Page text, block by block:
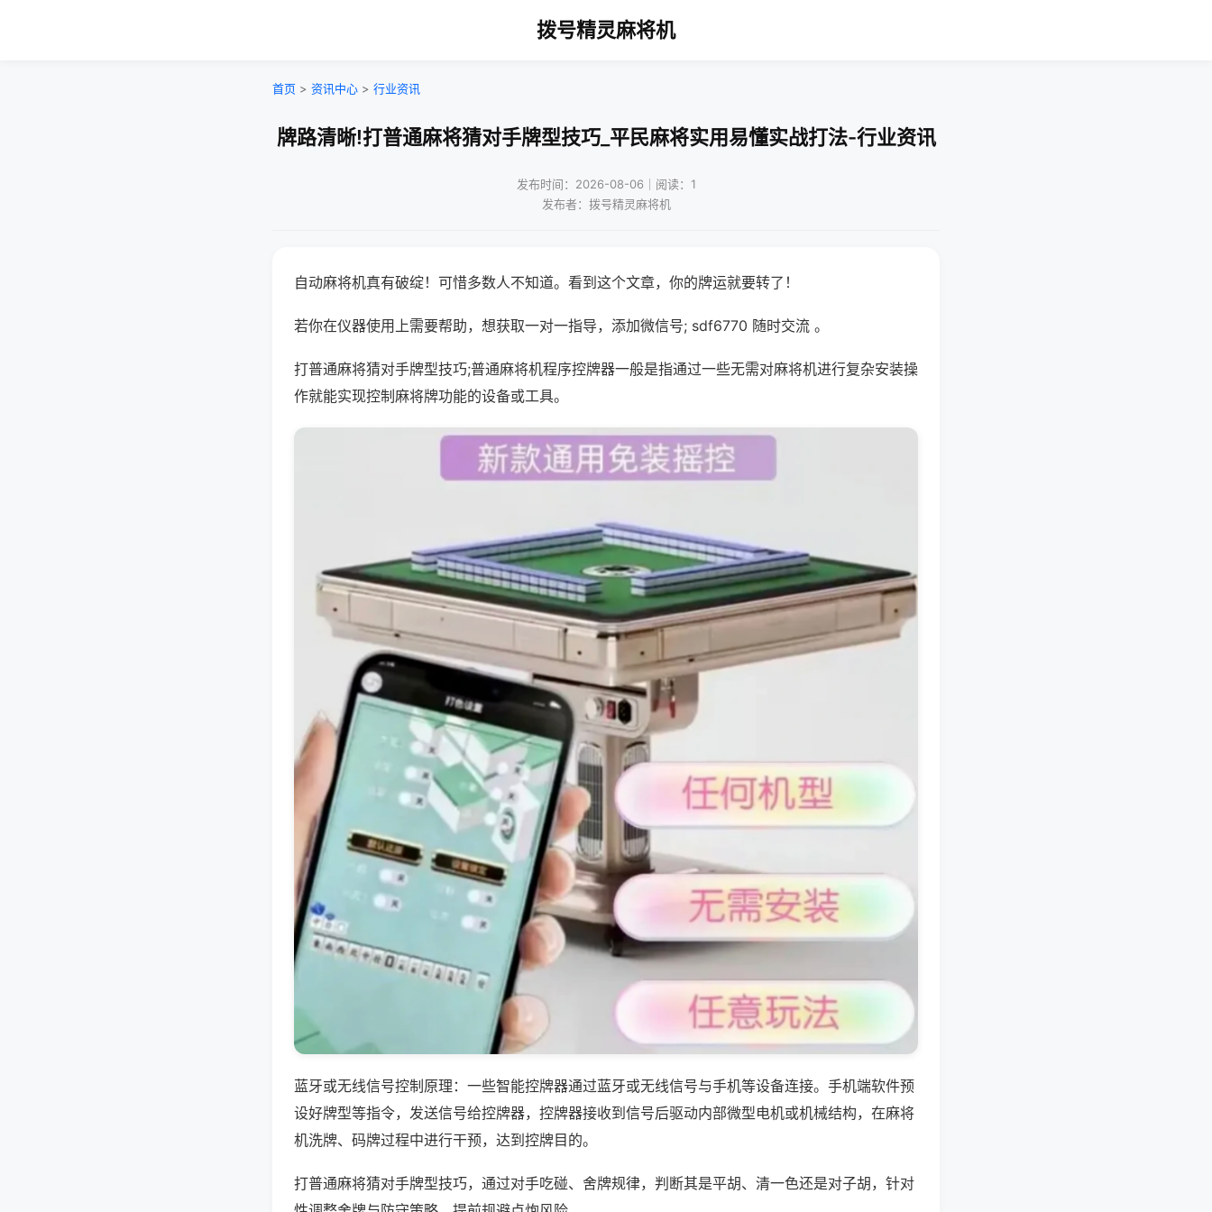
拨号精灵麻将机
首页 > 资讯中心 > 行业资讯
牌路清晰!打普通麻将猜对手牌型技巧_平民麻将实用易懂实战打法-行业资讯
发布时间：2026-08-06｜阅读：1
发布者：拨号精灵麻将机
自动麻将机真有破绽！可惜多数人不知道。看到这个文章，你的牌运就要转了！
若你在仪器使用上需要帮助，想获取一对一指导，添加微信号; sdf6770 随时交流 。
打普通麻将猜对手牌型技巧;普通麻将机程序控牌器一般是指通过一些无需对麻将机进行复杂安装操
作就能实现控制麻将牌功能的设备或工具。
蓝牙或无线信号控制原理：一些智能控牌器通过蓝牙或无线信号与手机等设备连接。手机端软件预
设好牌型等指令，发送信号给控牌器，控牌器接收到信号后驱动内部微型电机或机械结构，在麻将
机洗牌、码牌过程中进行干预，达到控牌目的。
打普通麻将猜对手牌型技巧，通过对手吃碰、舍牌规律，判断其是平胡、清一色还是对子胡，针对